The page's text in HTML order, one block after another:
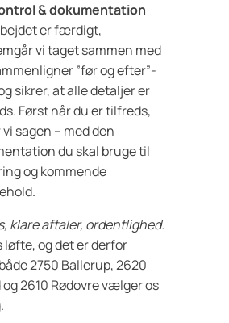
& dokumentation
er færdigt,
vi taget sammen med
”før og efter”-
sikrer, at alle detaljer er
Først når du er tilfreds,
sagen – med den
du skal bruge til
og kommende
klare aftaler, ordentlighed.
løfte, og det er derfor
2750 Ballerup, 2620
2610 Rødovre vælger os